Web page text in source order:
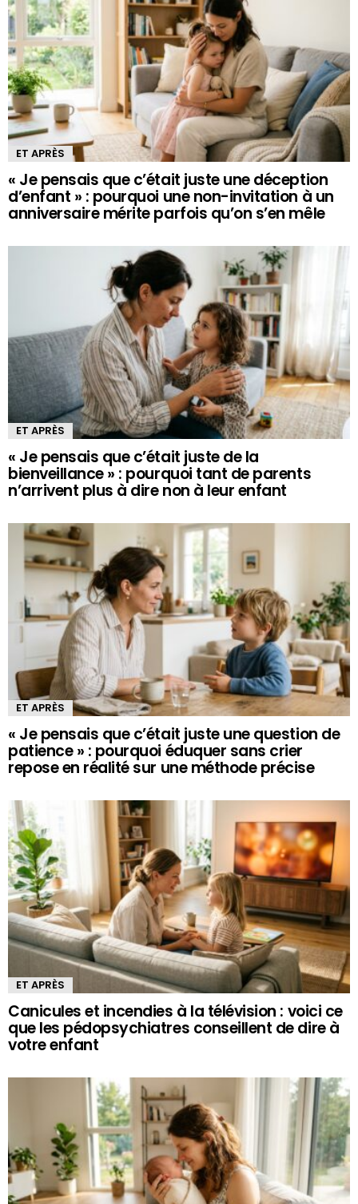
ET APRÈS
« Je pensais que c’était juste une déception
d’enfant » : pourquoi une non-invitation à un
anniversaire mérite parfois qu’on s’en mêle
ET APRÈS
« Je pensais que c’était juste de la
bienveillance » : pourquoi tant de parents
n’arrivent plus à dire non à leur enfant
ET APRÈS
« Je pensais que c’était juste une question de
patience » : pourquoi éduquer sans crier
repose en réalité sur une méthode précise
ET APRÈS
Canicules et incendies à la télévision : voici ce
que les pédopsychiatres conseillent de dire à
votre enfant